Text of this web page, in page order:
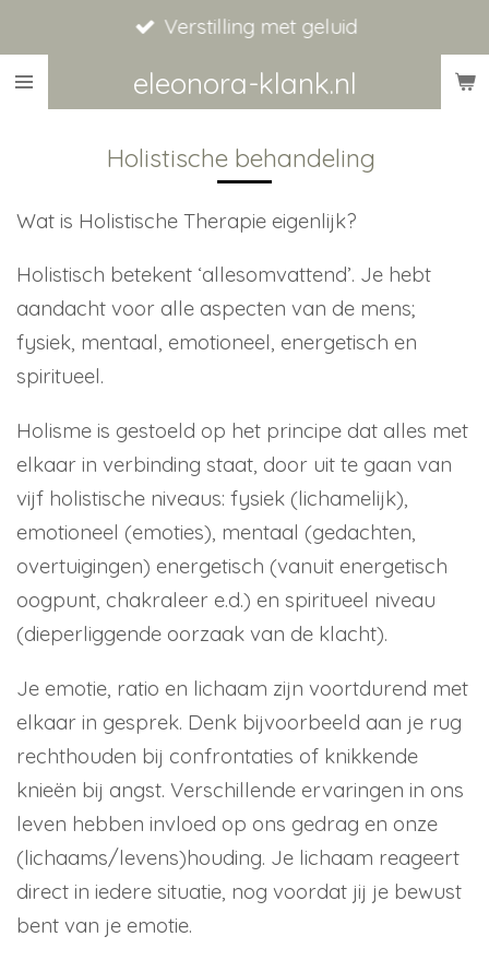
direct
naar
hoofdinhoud
eleonora-klank.nl
Verstilling met geluid
Holistische behandeling
Wat is Holistische Therapie eigenlijk?
Holistisch betekent ‘allesomvattend’. Je hebt
aandacht voor alle aspecten van de mens;
fysiek, mentaal, emotioneel, energetisch en
spiritueel.
Holisme is gestoeld op het principe dat alles met
elkaar in verbinding staat, door uit te gaan van
vijf holistische niveaus: fysiek (lichamelijk),
emotioneel (emoties), mentaal (gedachten,
overtuigingen) energetisch (vanuit energetisch
oogpunt, chakraleer e.d.) en spiritueel niveau
(dieperliggende oorzaak van de klacht).
Je emotie, ratio en lichaam zijn voortdurend met
elkaar in gesprek. Denk bijvoorbeeld aan je rug
rechthouden bij confrontaties of knikkende
knieën bij angst. Verschillende ervaringen in ons
leven hebben invloed op ons gedrag en onze
(lichaams/levens)houding. Je lichaam reageert
direct in iedere situatie, nog voordat jij je bewust
bent van je emotie.